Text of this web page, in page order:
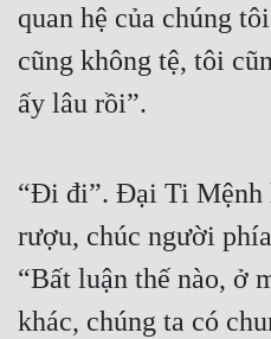
quan hệ của chúng
cũng không tệ, tôi
ấy lâu rồi”.
“Đi đi”. Đại Ti Mệnh
rượu, chúc người
“Bất luận thế nào, ở
khác, chúng ta có